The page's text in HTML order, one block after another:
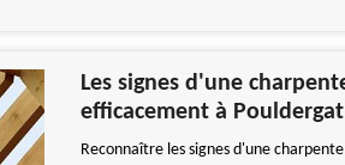
Les signes d'une
efficacement à Pouldergat
Reconnaître les signes d'une